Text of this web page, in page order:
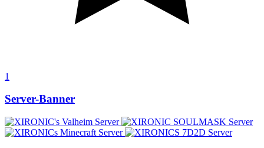
1
Server-Banner